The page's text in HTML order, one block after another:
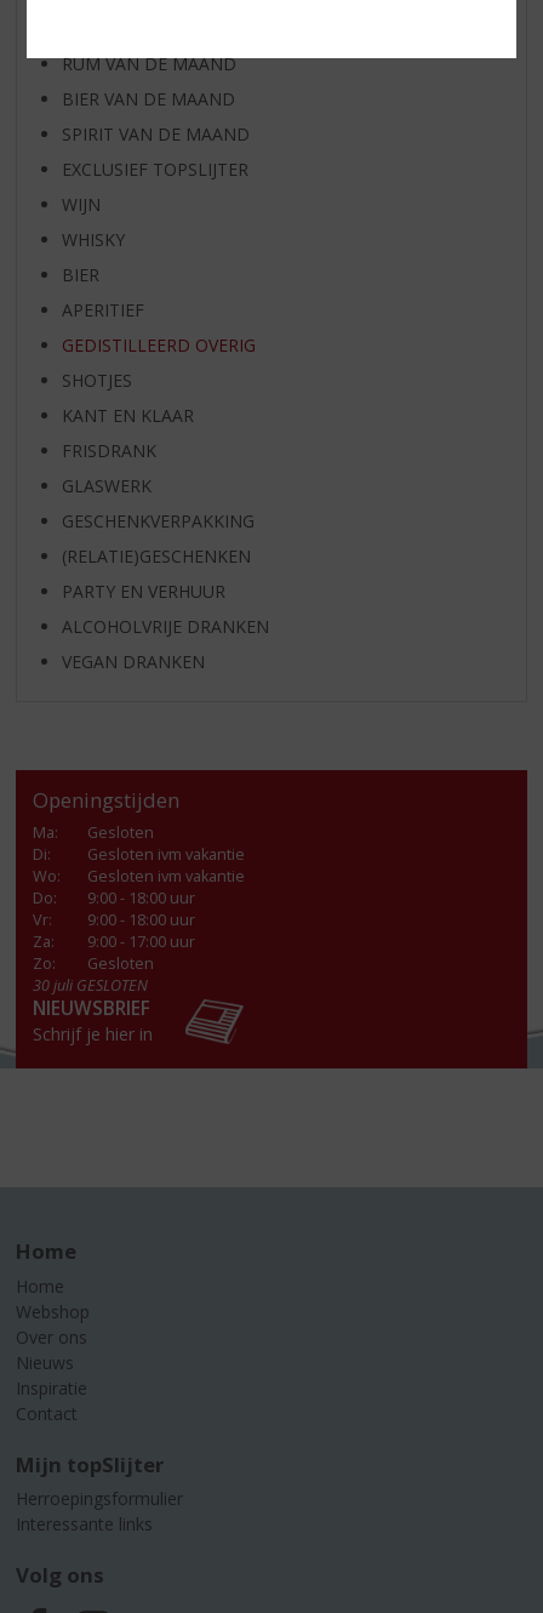
RUM VAN DE MAAND
BIER VAN DE MAAND
SPIRIT VAN DE MAAND
EXCLUSIEF TOPSLIJTER
WIJN
WHISKY
BIER
APERITIEF
GEDISTILLEERD OVERIG
SHOTJES
KANT EN KLAAR
FRISDRANK
GLASWERK
GESCHENKVERPAKKING
(RELATIE)GESCHENKEN
PARTY EN VERHUUR
ALCOHOLVRIJE DRANKEN
VEGAN DRANKEN
Openingstijden
Ma:
Gesloten
Di:
Gesloten ivm vakantie
Wo:
Gesloten ivm vakantie
Do:
9:00 - 18:00 uur
Vr:
9:00 - 18:00 uur
Za:
9:00 - 17:00 uur
Zo:
Gesloten
30 juli GESLOTEN
NIEUWSBRIEF
Schrijf je hier in
Home
Home
Webshop
Over ons
Nieuws
Inspiratie
Contact
Mijn topSlijter
Herroepingsformulier
Interessante links
Volg ons